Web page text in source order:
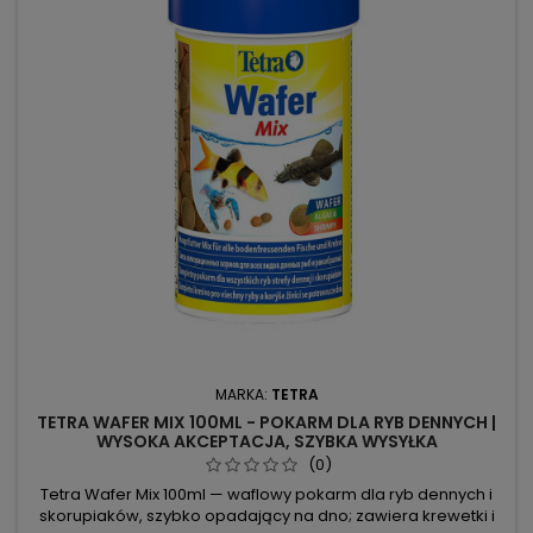
MARKA: TETRA
TETRA WAFER MIX 100ML - POKARM DLA RYB DENNYCH |
WYSOKA AKCEPTACJA, SZYBKA WYSYŁKA
(0)
Tetra Wafer Mix 100ml — waflowy pokarm dla ryb dennych i
skorupiaków, szybko opadający na dno; zawiera krewetki i